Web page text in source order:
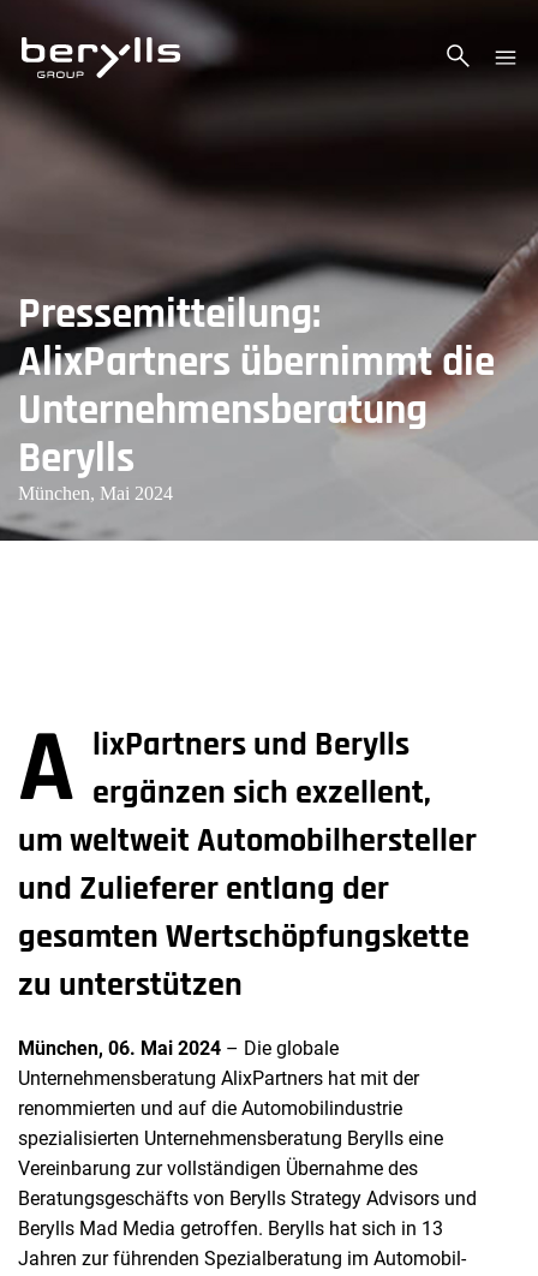
Pressemitteilung:
AlixPartners übernimmt die
Unternehmensberatung
Berylls
München, Mai 2024
A lixPartners und Berylls
ergänzen sich exzellent,
um weltweit Automobilhersteller
und Zulieferer entlang der
gesamten Wertschöpfungskette
zu unterstützen
München, 06. Mai 2024 – Die globale
Unternehmensberatung AlixPartners hat mit der
renommierten und auf die Automobilindustrie
spezialisierten Unternehmensberatung Berylls eine
Vereinbarung zur vollständigen Übernahme des
Beratungsgeschäfts von Berylls Strategy Advisors und
Berylls Mad Media getroffen. Berylls hat sich in 13
Jahren zur führenden Spezialberatung im Automobil-